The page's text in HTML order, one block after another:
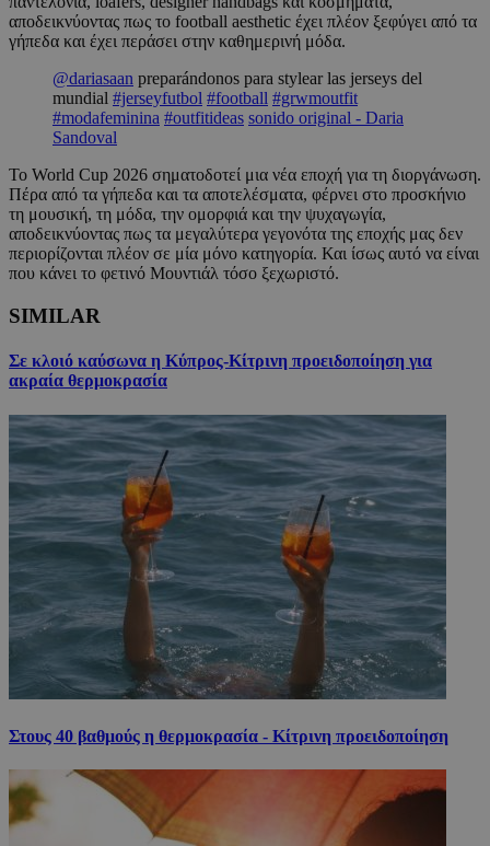
αποδεικνύοντας πως το football aesthetic έχει πλέον ξεφύγει από τα
γήπεδα και έχει περάσει στην καθημερινή μόδα.
@dariasaan preparándonos para stylear las jerseys del
mundial #jerseyfutbol #football #grwmoutfit
#modafeminina #outfitideas sonido original - Daria
Sandoval
Το World Cup 2026 σηματοδοτεί μια νέα εποχή για τη διοργάνωση.
Πέρα από τα γήπεδα και τα αποτελέσματα, φέρνει στο προσκήνιο
τη μουσική, τη μόδα, την ομορφιά και την ψυχαγωγία,
αποδεικνύοντας πως τα μεγαλύτερα γεγονότα της εποχής μας δεν
περιορίζονται πλέον σε μία μόνο κατηγορία. Και ίσως αυτό να είναι
που κάνει το φετινό Μουντιάλ τόσο ξεχωριστό.
SIMILAR
Σε κλοιό καύσωνα η Κύπρος-Κίτρινη προειδοποίηση για
ακραία θερμοκρασία
Στους 40 βαθμούς η θερμοκρασία - Κίτρινη προειδοποίηση